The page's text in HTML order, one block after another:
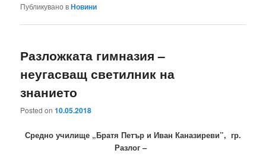
Публикувано вНовини
Разложката гимназия –
неугасващ светилник на
знанието
Posted on10.05.2018
Средно училище „Братя Петър и Иван Каназиреви”, гр.
Разлог –